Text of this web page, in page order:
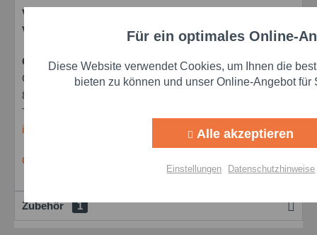
Verantwortlicher Wirtschaftsakteur gemäß EU-
Verordnung:
OKS Spezialschmierstoffe GmbH
Ganghoferstr. 47
82216 Maisach
Tel +49 8142 3051-500
info@oks-germany.com
OKS Kontaktformular
Zubehör 1
Marketing
Service
Für ein optimales Online-
Diese Website verwendet Cookies, um Ihnen die
bieten zu können und unser Online-Angebot für
Alle akzeptieren
Einstellungen Datenschutzhinweise